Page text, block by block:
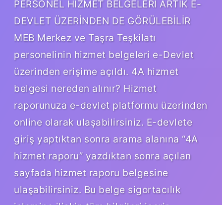
PERSONEL HİZMET BELGELERİ ARTIK E-
DEVLET ÜZERİNDEN DE GÖRÜLEBİLİR
MEB Merkez ve Taşra Teşkilatı
personelinin hizmet belgeleri e-Devlet
üzerinden erişime açıldı. 4A hizmet
belgesi nereden alınır? Hizmet
raporunuza e-devlet platformu üzerinden
online olarak ulaşabilirsiniz. E-devlete
giriş yaptıktan sonra arama alanına “4A
hizmet raporu” yazdıktan sonra açılan
sayfada hizmet raporu belgesine
ulaşabilirsiniz. Bu belge sigortacılık